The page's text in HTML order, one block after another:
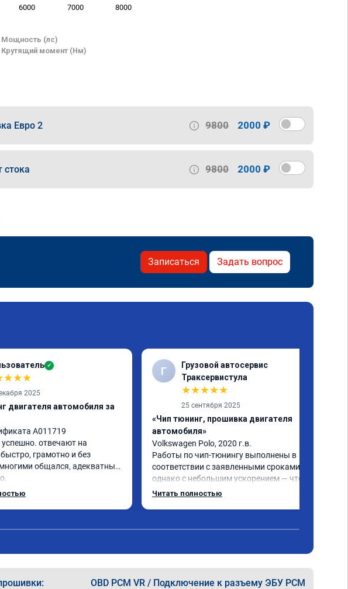
Мощность (лс)
Крутящий момент (Нм)
6000 7000 8000
Евро 2 9800 2000 ₽
стока 9800 2000 ₽
Записаться Задать вопрос
✓
★★★
2025
двигателя автомобиля за
A011719
отвечают на
грамотно и без
общался, адекватных
на все вопросы, все
в общем
рекомендую.
Г
Грузовой автосервис
Траксервистула
★★★★★
25 сентября 2025
«Чип тюнинг, прошивка двигателя
автомобиля»
Volkswagen Polo, 2020 г.в.
Работы по чип-тюнингу выполнены в
соответствии с заявленными сроками,
однако с небольшим ускорением — что
является положительным моментом!
Читать полностью
OBD PCM VR / Подключение к разъему ЭБУ PCM